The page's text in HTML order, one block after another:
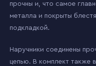
прочны и, что самое
металла и покрыты
подкладкой.
Наручники соединены
цепью. В комплект также